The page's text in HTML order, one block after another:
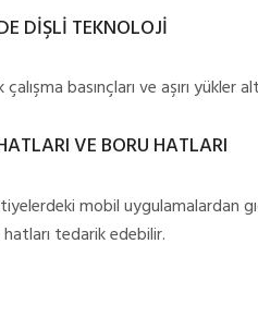
DİŞLİ TEKNOLOJİ
basınçları ve aşırı yükler
VE BORU HATLARI
mobil uygulamalardan
tedarik edebilir.